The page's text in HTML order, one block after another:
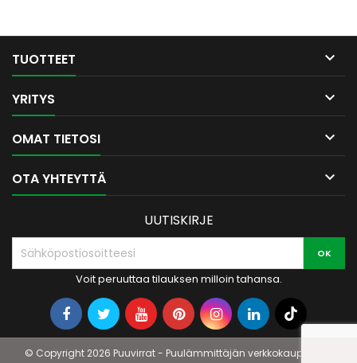
TUOTTEET 
YRITYS 
OMAT TIETOSI 
OTA YHTEYTTÄ 
UUTISKIRJE
Voit peruuttaa tilauksen milloin tahansa.
© Copyright 2026 Puuvirrat - Puulämmittäjän verkkokauppa. All